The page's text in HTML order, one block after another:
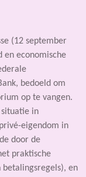
(12 september
en economische
bedoeld om
op te vangen.
in
eigendom in
door de
praktische
en